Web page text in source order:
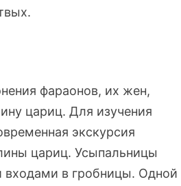
фараонов, их жен,
цариц. Для изучения
экскурсия
цариц. Усыпальницы
входами в гробницы. Одной